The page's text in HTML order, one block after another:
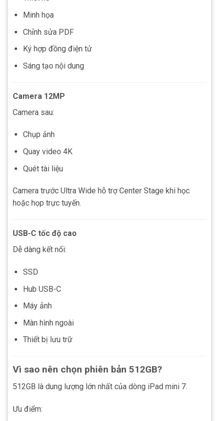
Minh họa
Chỉnh sửa PDF
Ký hợp đồng điện tử
Sáng tạo nội dung
Camera 12MP
Camera sau:
Chụp ảnh
Quay video 4K
Quét tài liệu
Camera trước Ultra Wide hỗ trợ Center Stage khi học
hoặc họp trực tuyến.
USB-C tốc độ cao
Dễ dàng kết nối:
SSD
Hub USB-C
Máy ảnh
Màn hình ngoài
Thiết bị lưu trữ
Vì sao nên chọn phiên bản 512GB?
512GB là dung lượng lớn nhất của dòng iPad mini 7.
Ưu điểm: